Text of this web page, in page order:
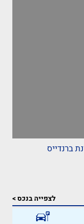
ברנדייס
לצפייה בנכס >